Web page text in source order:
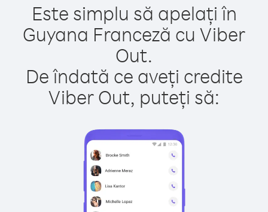
Este simplu să apelați în
Guyana Franceză cu Viber
Out.
De îndată ce aveți credite
Viber Out, puteți să: